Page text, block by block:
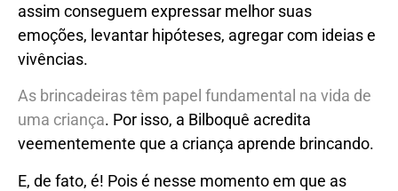
assim conseguem expressar melhor suas
emoções, levantar hipóteses, agregar com ideias e
vivências.
As brincadeiras têm papel fundamental na vida de
uma criança. Por isso, a Bilboquê acredita
veementemente que a criança aprende brincando.
E, de fato, é! Pois é nesse momento em que as